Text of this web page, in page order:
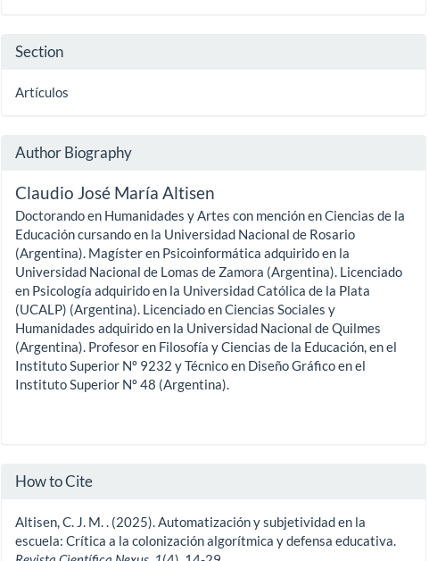
Section
Artículos
Author Biography
Claudio José María Altisen
Doctorando en Humanidades y Artes con mención en Ciencias de la
Educación cursando en la Universidad Nacional de Rosario
(Argentina). Magíster en Psicoinformática adquirido en la
Universidad Nacional de Lomas de Zamora (Argentina). Licenciado
en Psicología adquirido en la Universidad Católica de la Plata
(UCALP) (Argentina). Licenciado en Ciencias Sociales y
Humanidades adquirido en la Universidad Nacional de Quilmes
(Argentina). Profesor en Filosofía y Ciencias de la Educación, en el
Instituto Superior Nº 9232 y Técnico en Diseño Gráfico en el
Instituto Superior Nº 48 (Argentina).
How to Cite
Altisen, C. J. M. . (2025). Automatización y subjetividad en la
escuela: Crítica a la colonización algorítmica y defensa educativa.